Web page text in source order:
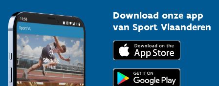
Download onze app
van Sport Vlaanderen